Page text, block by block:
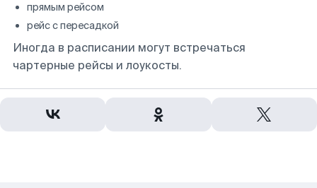
прямым рейсом
рейс с пересадкой
Иногда в расписании могут встречаться
чартерные рейсы и лоукосты.